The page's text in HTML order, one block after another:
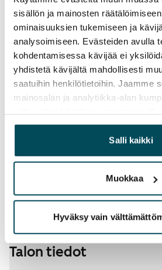
sisällön ja mainosten
ominaisuuksien tukemiseen ja
analysoimiseen. Evästeiden avulla
kohdentamisessa kävijää ei
yhdistetä kävijältä mahdollisesti
saatuihin henkilötietoihin. Jaamme
mainosalan ja analytiikka-alan
yhdistää näitä tietoja muihin
heille tai joita on kerätty, kun olet
palvelujaan.
Salli kaikki
Muokkaa
Hyväksy vain
Kulutuksen mukaan
Sähkömaksu
Vuokralainen solmii itse
Laajakaista
Vuokraan sisältyy 50 M
operaattoriin Telia.
Kyllä
Savuton talo
Kyllä
Talon tiedot